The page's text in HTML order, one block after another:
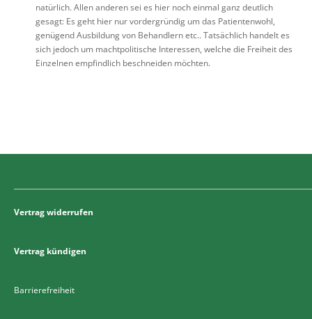
natürlich. Allen anderen sei es hier noch einmal ganz deutlich
gesagt: Es geht hier nur vordergründig um das Patientenwohl,
genügend Ausbildung von Behandlern etc.. Tatsächlich handelt es
sich jedoch um machtpolitische Interessen, welche die Freiheit des
Einzelnen empfindlich beschneiden möchten.
Vertrag widerrufen
Vertrag kündigen
Barrierefreiheit